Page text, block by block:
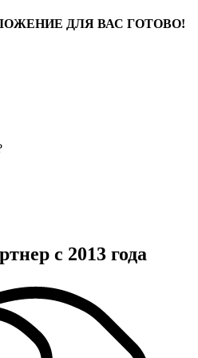
ДЛЯ ВАС ГОТОВО!
с 2013 года